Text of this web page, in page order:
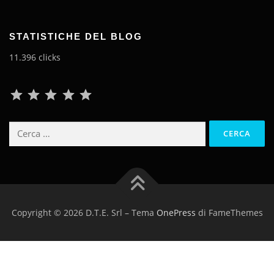
STATISTICHE DEL BLOG
11.396 clicks
Ricerca
Copyright © 2026 D.T.E. Srl – Tema OnePress di FameThemes